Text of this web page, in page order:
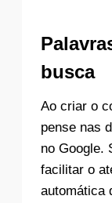
busca
Ao criar o
pense nas
no Google.
facilitar o
automática